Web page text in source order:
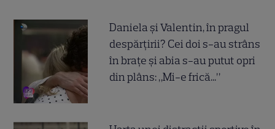
Daniela și Valentin, în pragul
despărțirii? Cei doi s-au strâns
în brațe și abia s-au putut opri
din plâns: „Mi-e frică...”